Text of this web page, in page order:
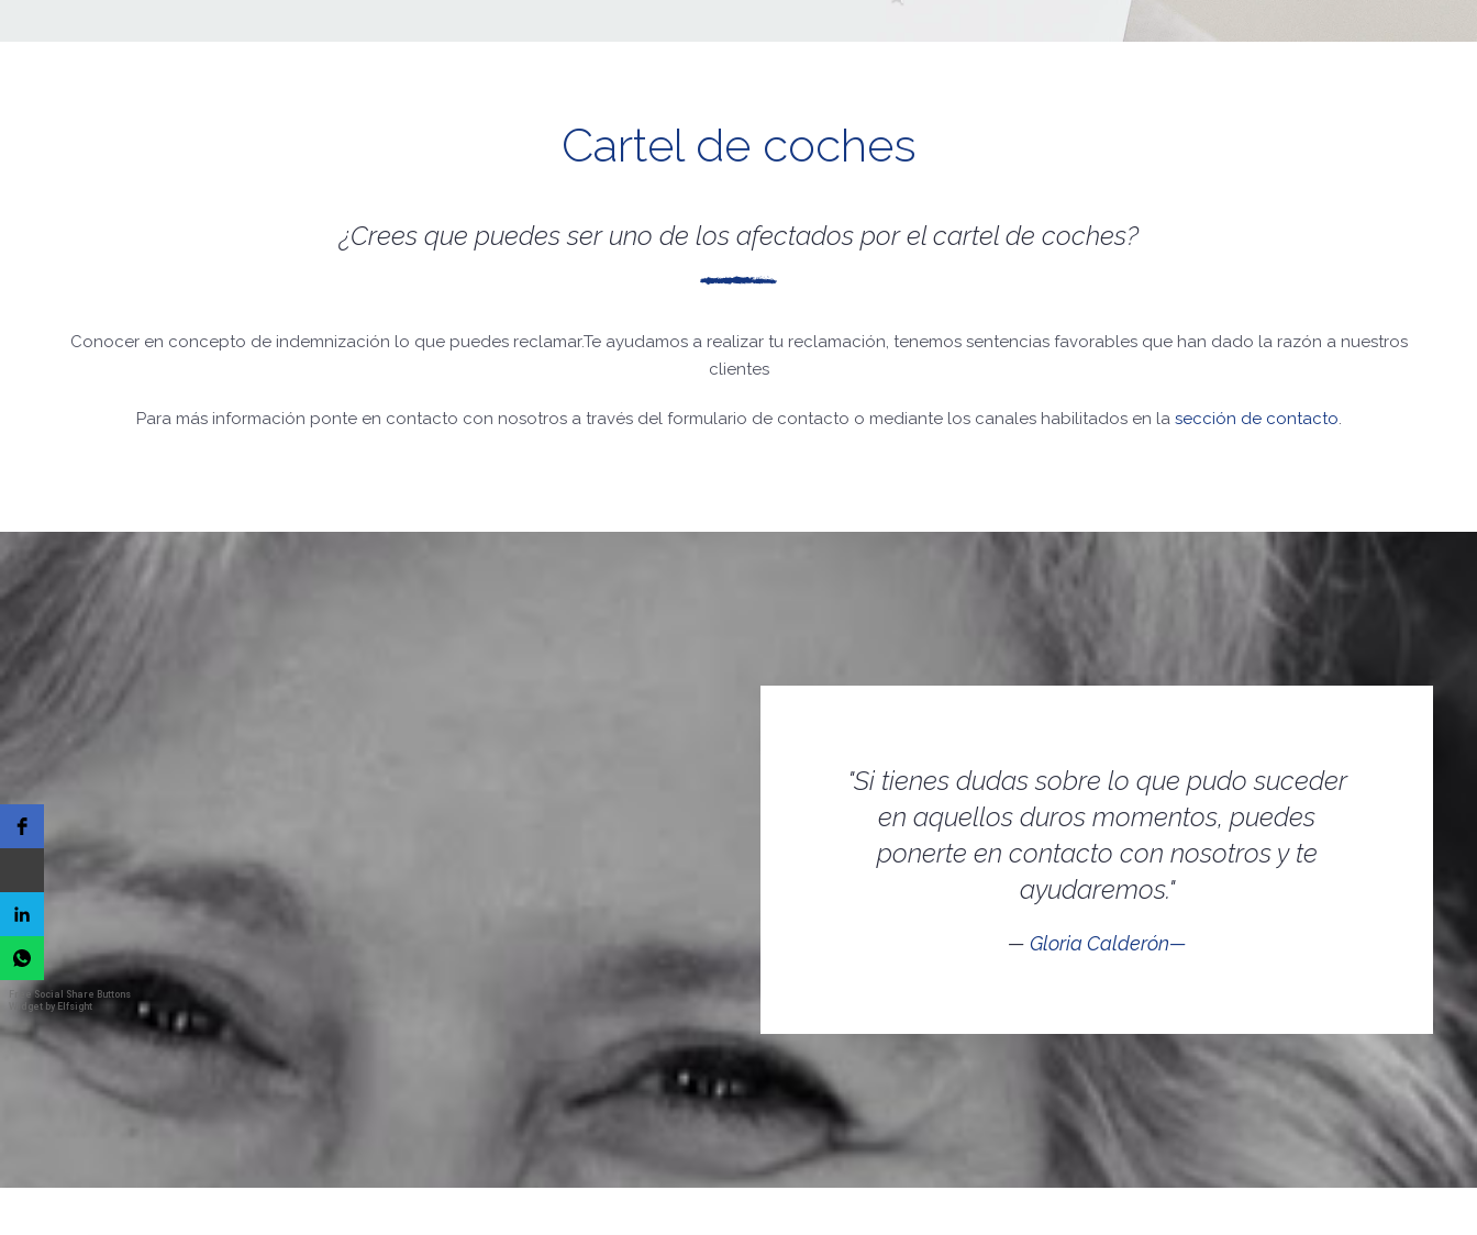
Free Social Share Buttons
Widget by Elfsight
Cartel de coches
¿Crees que puedes ser uno de los afectados por el cartel de coches?
Conocer en concepto de indemnización lo que puedes reclamar.Te ayudamos a realizar tu reclamación, tenemos sentencias favorables que han dado la razón a nuestros
clientes
Para más información ponte en contacto con nosotros a través del formulario de contacto o mediante los canales habilitados en la sección de contacto.
"Si tienes dudas sobre lo que pudo suceder
en aquellos duros momentos, puedes
ponerte en contacto con nosotros y te
ayudaremos."
Gloria Calderón—